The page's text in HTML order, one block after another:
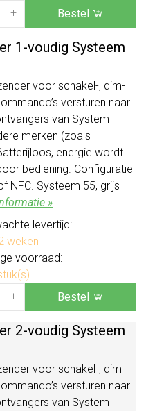
+ Bestel
1-voudig Systeem
voor schakel-, dim-
versturen naar
van System
merken (zoals
energie wordt
bediening. Configuratie
NFC. Systeem 55, grijs
»
levertijd:
weken
voorraad:
+ Bestel
2-voudig Systeem
voor schakel-, dim-
versturen naar
van System